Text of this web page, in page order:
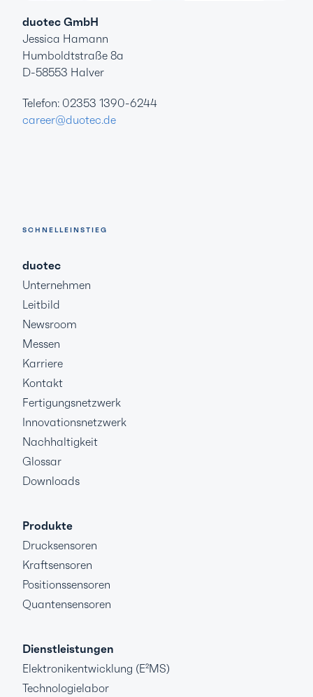
duotec GmbH
Jessica Hamann
Humboldtstraße 8a
D-58553 Halver
Telefon: 02353 1390-6244
career@duotec.de
SCHNELLEINSTIEG
duotec
Unternehmen
Leitbild
Newsroom
Messen
Karriere
Kontakt
Fertigungsnetzwerk
Innovationsnetzwerk
Nachhaltigkeit
Glossar
Downloads
Produkte
Drucksensoren
Kraftsensoren
Positionssensoren
Quantensensoren
Dienstleistungen
Elektronikentwicklung (E²MS)
Technologielabor